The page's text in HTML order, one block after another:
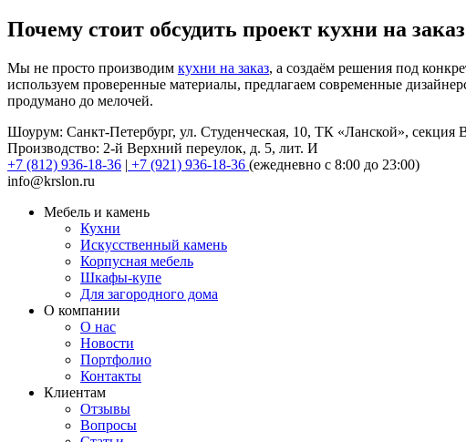
Почему стоит обсудить проект кухни на
Мы не просто производим кухни на заказ, а создаём решения под
используем проверенные материалы, предлагаем современные
продумано до мелочей.
Шоурум: Санкт-Петербург, ул. Студенческая, 10, ТК «Ланской», секция
Производство: 2-й Верхний переулок, д. 5, лит. И
+7 (812) 936-18-36 | +7 (921) 936-18-36 (ежедневно с 8:00 до 23:00)
info@krslon.ru
Мебель и камень
Кухни
Искусственный камень
Корпусная мебель
Шкафы-купе
Для загородного дома
О компании
О нас
Новости
Портфолио
Контакты
Клиентам
Отзывы
Вопросы